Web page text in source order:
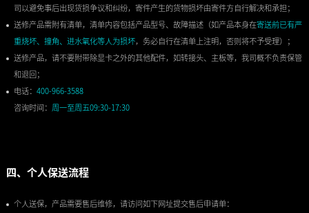
司以避免事后出现货损争议和纠纷，寄件产生的货物损坏由寄件方自行解决和承担；
送修产品需附有清单，清单内容包括产品型号、故障描述（如产品本身在寄送前已有严
重烧坏、撞角、进水氧化等人为损坏，务必自行在清单上注明，否则将不予受理）；
送修产品，请不要附带除显卡之外的其他配件，如转接头、主板等，我司概不负责保管
和退回；
电话：400-966-3588
咨询时间： 周一至周五09:30-17:30
四、个人保送流程
个人送保，产品需要售后维修，请访问如下网址提交售后申请单：